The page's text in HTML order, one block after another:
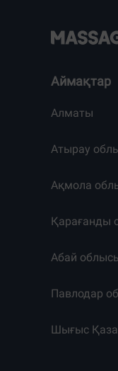
Аймақтар
Алматы
Атырау
Ақмола
Қарағанды
Абай
Павлодар
Шығыс